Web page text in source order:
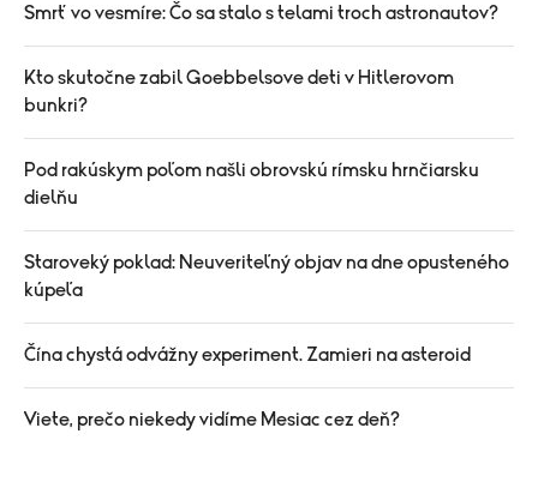
Smrť vo vesmíre: Čo sa stalo s telami troch astronautov?
Kto skutočne zabil Goebbelsove deti v Hitlerovom
bunkri?
Pod rakúskym poľom našli obrovskú rímsku hrnčiarsku
dielňu
Staroveký poklad: Neuveriteľný objav na dne opusteného
kúpeľa
Čína chystá odvážny experiment. Zamieri na asteroid
Viete, prečo niekedy vidíme Mesiac cez deň?